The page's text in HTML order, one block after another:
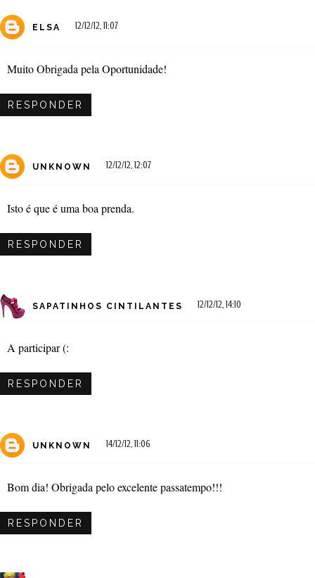
ELSA 12/12/12, 11:07
Muito Obrigada pela Oportunidade!
RESPONDER
UNKNOWN 12/12/12, 12:07
Isto é que é uma boa prenda.
RESPONDER
SAPATINHOS CINTILANTES 12/12/12, 14:10
A participar (:
RESPONDER
UNKNOWN 14/12/12, 11:06
Bom dia! Obrigada pelo excelente passatempo!!!
RESPONDER